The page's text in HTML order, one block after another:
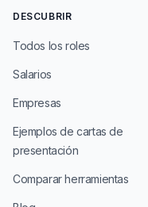
DESCUBRIR
Todos los roles
Salarios
Empresas
Ejemplos de cartas de
presentación
Comparar herramientas